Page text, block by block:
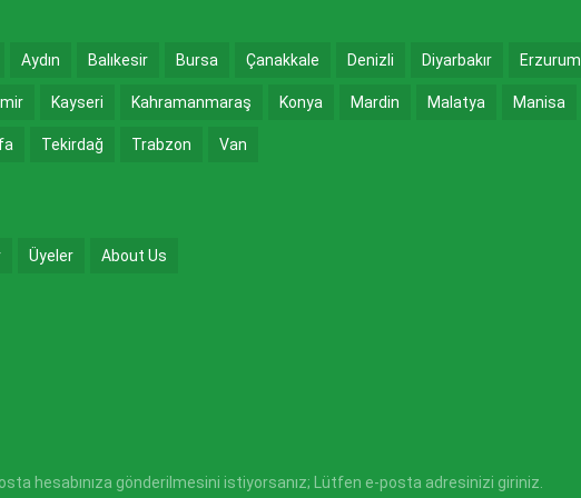
Aydın Balıkesir Bursa Çanakkale Denizli Diyarbakır Erzurum
Kayseri Kahramanmaraş Konya Mardin Malatya Manisa
Tekirdağ Trabzon Van
Üyeler About Us
hesabınıza gönderilmesini istiyorsanız; Lütfen e-posta adresinizi giriniz.